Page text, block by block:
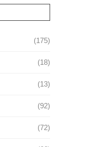
(175)
(18)
(13)
(92)
(72)